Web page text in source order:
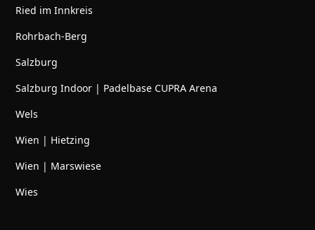
Ried im Innkreis
Rohrbach-Berg
Salzburg
Salzburg Indoor | Padelbase CUPRA Arena
Wels
Wien | Hietzing
Wien | Marswiese
Wies